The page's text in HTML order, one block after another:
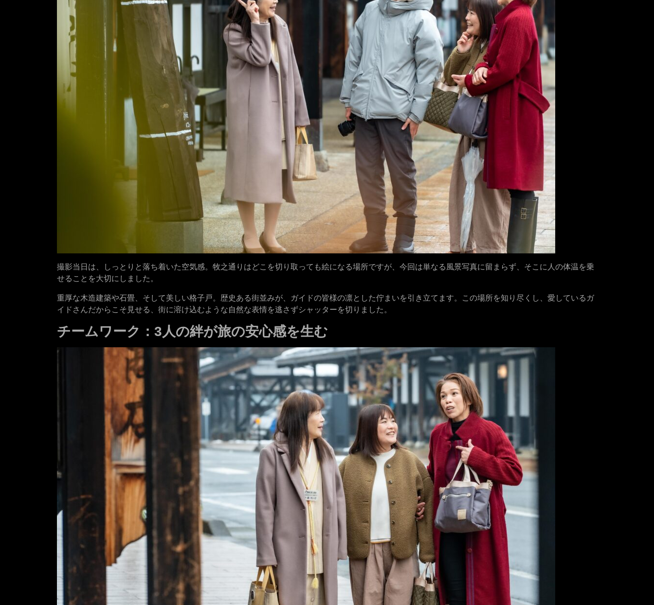
撮影当日は、しっとりと落ち着いた空気感。牧之通りはどこを切り取っても絵になる場所ですが、今回は単なる風景写真に留まらず、そこに人の体温を乗
せることを大切にしました。
重厚な木造建築や石畳、そして美しい格子戸。歴史ある街並みが、ガイドの皆様の凛とした佇まいを引き立てます。この場所を知り尽くし、愛しているガ
イドさんだからこそ見せる、街に溶け込むような自然な表情を逃さずシャッターを切りました。
チームワーク：3人の絆が旅の安心感を生む